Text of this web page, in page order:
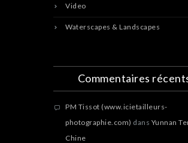
Video
Waterscapes & Landscapes
Commentaires
PM Tissot (www.icietailleurs-
photographie.com) dans Yunnan
Chine